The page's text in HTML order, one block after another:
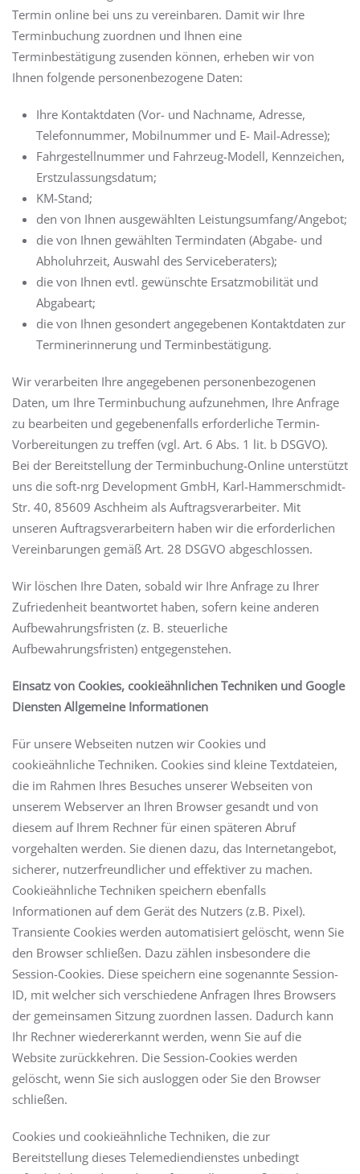
Termin online bei uns zu vereinbaren. Damit wir Ihre
Terminbuchung zuordnen und Ihnen eine
Terminbestätigung zusenden können, erheben wir von
Ihnen folgende personenbezogene Daten:
Ihre Kontaktdaten (Vor- und Nachname, Adresse,
Telefonnummer, Mobilnummer und E- Mail-Adresse);
Fahrgestellnummer und Fahrzeug-Modell, Kennzeichen,
Erstzulassungsdatum;
KM-Stand;
den von Ihnen ausgewählten Leistungsumfang/Angebot;
die von Ihnen gewählten Termindaten (Abgabe- und
Abholuhrzeit, Auswahl des Serviceberaters);
die von Ihnen evtl. gewünschte Ersatzmobilität und
Abgabeart;
die von Ihnen gesondert angegebenen Kontaktdaten zur
Terminerinnerung und Terminbestätigung.
Wir verarbeiten Ihre angegebenen personenbezogenen
Daten, um Ihre Terminbuchung aufzunehmen, Ihre Anfrage
zu bearbeiten und gegebenenfalls erforderliche Termin-
Vorbereitungen zu treffen (vgl. Art. 6 Abs. 1 lit. b DSGVO).
Bei der Bereitstellung der Terminbuchung-Online unterstützt
uns die soft-nrg Development GmbH, Karl-Hammerschmidt-
Str. 40, 85609 Aschheim als Auftragsverarbeiter. Mit
unseren Auftragsverarbeitern haben wir die erforderlichen
Vereinbarungen gemäß Art. 28 DSGVO abgeschlossen.
Wir löschen Ihre Daten, sobald wir Ihre Anfrage zu Ihrer
Zufriedenheit beantwortet haben, sofern keine anderen
Aufbewahrungsfristen (z. B. steuerliche
Aufbewahrungsfristen) entgegenstehen.
Einsatz von Cookies, cookieähnlichen Techniken und Google
Diensten Allgemeine Informationen
Für unsere Webseiten nutzen wir Cookies und
cookieähnliche Techniken. Cookies sind kleine Textdateien,
die im Rahmen Ihres Besuches unserer Webseiten von
unserem Webserver an Ihren Browser gesandt und von
diesem auf Ihrem Rechner für einen späteren Abruf
vorgehalten werden. Sie dienen dazu, das Internetangebot,
sicherer, nutzerfreundlicher und effektiver zu machen.
Cookieähnliche Techniken speichern ebenfalls
Informationen auf dem Gerät des Nutzers (z.B. Pixel).
Transiente Cookies werden automatisiert gelöscht, wenn Sie
den Browser schließen. Dazu zählen insbesondere die
Session-Cookies. Diese speichern eine sogenannte Session-
ID, mit welcher sich verschiedene Anfragen Ihres Browsers
der gemeinsamen Sitzung zuordnen lassen. Dadurch kann
Ihr Rechner wiedererkannt werden, wenn Sie auf die
Website zurückkehren. Die Session-Cookies werden
gelöscht, wenn Sie sich ausloggen oder Sie den Browser
schließen.
Cookies und cookieähnliche Techniken, die zur
Bereitstellung dieses Telemediendienstes unbedingt